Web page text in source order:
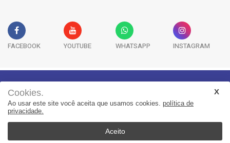
FACEBOOK YOUTUBE WHATSAPP INSTAGRAM
Geral Saúde Política
Esportes
Entretenimento
Cookies.
Ao usar este site você aceita que usamos cookies. política de
privacidade.
Aceito